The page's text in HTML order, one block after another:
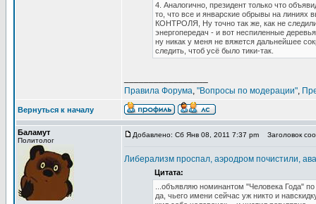
4. Аналогично, президент только что
то, что все и январские обрывы на
КОНТРОЛЯ, Ну точно так же, как не
энергопередач - и вот неспиленные
ну никак у меня не вяжется дальнейшее
следить, чтоб усё было тики-так.
Правила Форума, "Вопросы по модерации",
Вернуться к началу
Баламут
Политолог
Добавлено: Сб Янв 08, 2011 7:37 pm Заголовок
Либерализм проспал, аэродром почистили,
Цитата:
...объявляю номинантом "Человека Года"
да, чьего имени сейчас уж никто и